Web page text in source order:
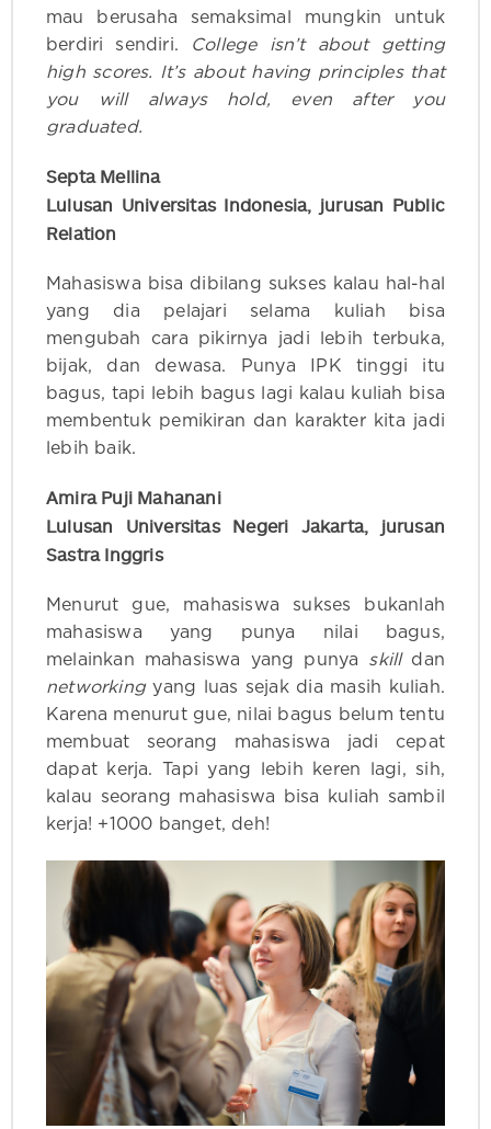
mau berusaha semaksimal mungkin untuk
berdiri sendiri.
College isn’t about getting
high scores. It’s about having principles that
you will always hold, even after you
graduated.
Septa Mellina
Lulusan Universitas Indonesia, jurusan Public
Relation
Mahasiswa bisa dibilang sukses kalau hal-hal
yang dia pelajari selama kuliah bisa
mengubah cara pikirnya jadi lebih terbuka,
bijak, dan dewasa. Punya IPK tinggi itu
bagus, tapi lebih bagus lagi kalau kuliah bisa
membentuk pemikiran dan karakter kita jadi
lebih baik.
Amira Puji Mahanani
Lulusan Universitas Negeri Jakarta, jurusan
Sastra Inggris
Menurut gue, mahasiswa sukses bukanlah
mahasiswa yang punya nilai bagus,
melainkan mahasiswa yang punya skilldan
networkingyang luas sejak dia masih kuliah.
Karena menurut gue, nilai bagus belum tentu
membuat seorang mahasiswa jadi cepat
dapat kerja. Tapi yang lebih keren lagi, sih,
kalau seorang mahasiswa bisa kuliah sambil
kerja! +1000 banget, deh!